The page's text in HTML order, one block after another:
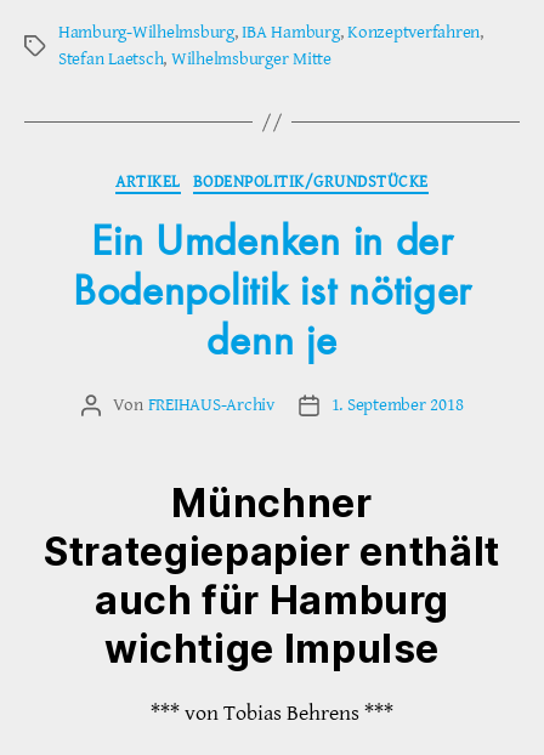
Schlagwörter
Hamburg-Wilhelmsburg,IBA Hamburg,Konzeptverfahren,
Stefan Laetsch, Wilhelmsburger Mitte
Kategorien
ARTIKEL BODENPOLITIK/GRUNDSTÜCKE
Ein Umdenken in der
Bodenpolitik ist nötiger
denn je
Beitragsautor
Von FREIHAUS-Archiv Veröffentlichungsdatum
1. September 2018
Münchner
Strategiepapier enthält
auch für Hamburg
wichtige Impulse
*** von Tobias Behrens ***